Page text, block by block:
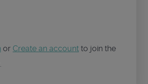
or Create an account to join the